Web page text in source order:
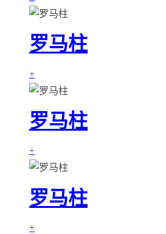
罗马柱
+
罗马柱
+
罗马柱
+